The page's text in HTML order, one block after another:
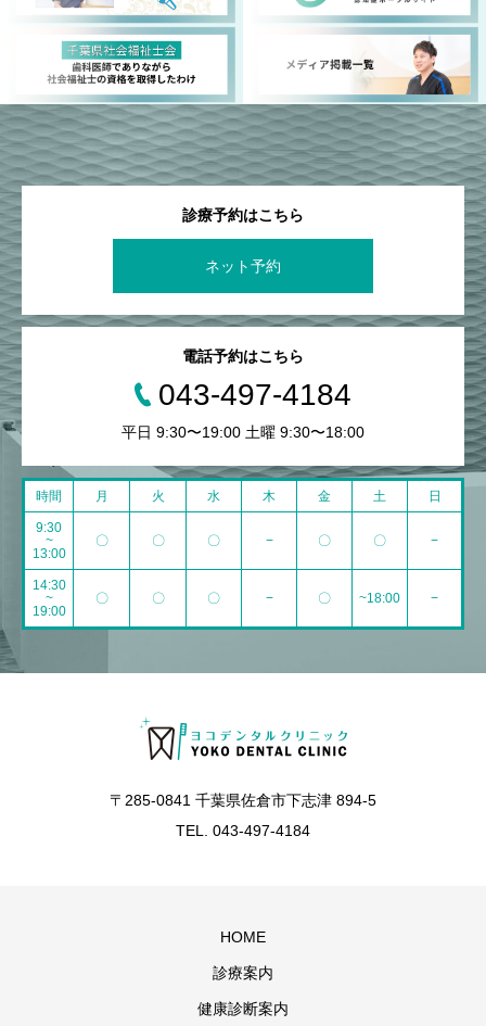
診療予約はこちら
ネット予約
電話予約はこちら
043-497-4184
平日 9:30〜19:00 土曜 9:30〜18:00
時間 月 火 水 木 金 土 日
9:30
~
13:00
〇 〇 〇 − 〇 〇 −
14:30
~
19:00
〇 〇 〇 − 〇 ~18:00 −
〒285-0841 千葉県佐倉市下志津 894-5
TEL. 043-497-4184
HOME
診療案内
健康診断案内